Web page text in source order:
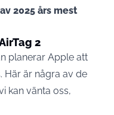
2025 års mest
2
planerar Apple att
Här är några av de
kan vänta oss,